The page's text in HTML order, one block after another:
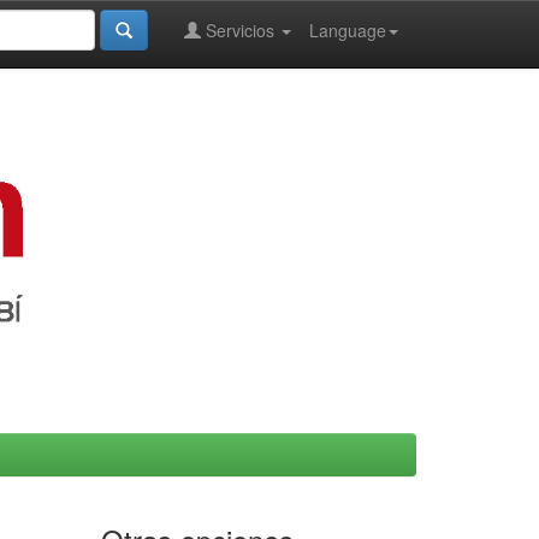
Language
Servicios